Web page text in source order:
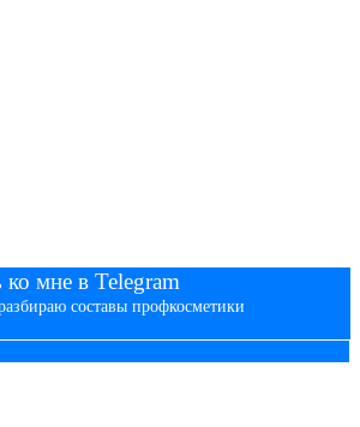
ко мне в Telegram
составы профкосметики